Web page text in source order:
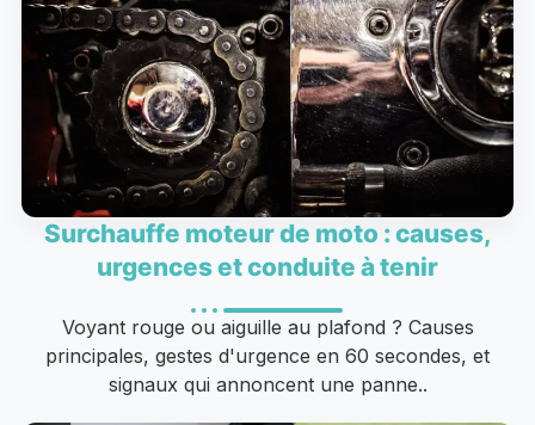
Surchauffe moteur de moto : causes,
urgences et conduite à tenir
Voyant rouge ou aiguille au plafond ? Causes
principales, gestes d'urgence en 60 secondes, et
signaux qui annoncent une panne..